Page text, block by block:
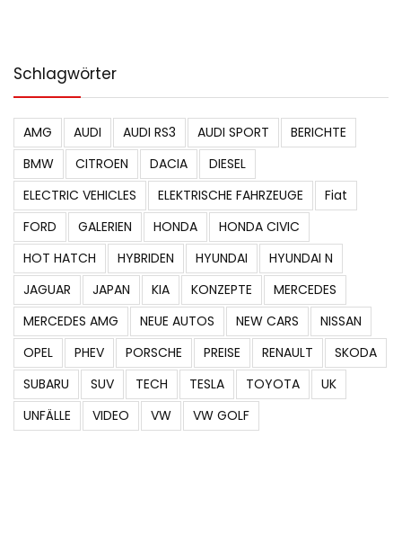
AMG AUDI AUDI RS3 AUDI SPORT
BERICHTE
BMW
CITROEN DACIA
DIESEL
ELECTRIC VEHICLES
ELEKTRISCHE FAHRZEUGE
Fiat
FORD
GALERIEN HONDA
HONDA CIVIC
HOT HATCH
HYBRIDEN HYUNDAI
HYUNDAI N
JAGUAR
JAPAN KIA KONZEPTE
MERCEDES
MERCEDES AMG
NEUE AUTOS NEW CARS
NISSAN
OPEL
PHEV PORSCHE PREISE RENAULT
SKODA
SUBARU
SUV TECH TESLA TOYOTA
UK
UNFÄLLE
VIDEO VW VW GOLF